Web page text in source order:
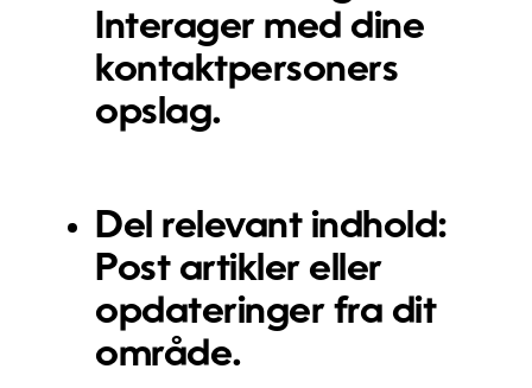
Interager med dine
kontaktpersoners
opslag.
Del relevant indhold:
Post artikler eller
opdateringer fra dit
område.